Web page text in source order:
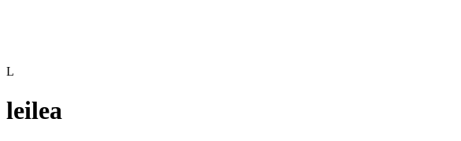
L
leilea